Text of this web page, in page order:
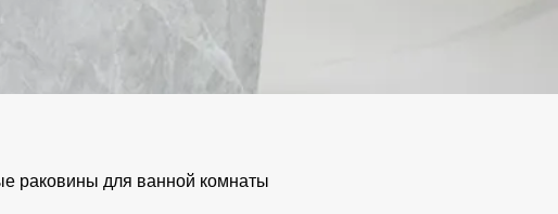
раковины для ванной комнаты